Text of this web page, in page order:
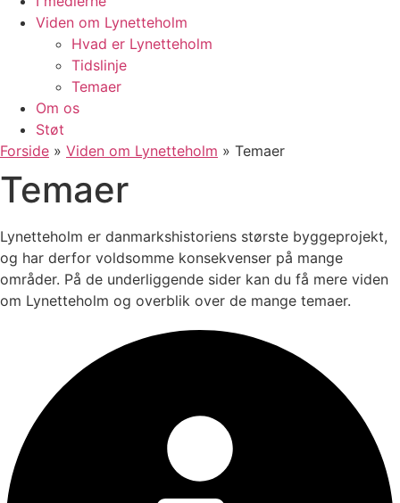
Viden om Lynetteholm
Hvad er Lynetteholm
Tidslinje
Temaer
Om os
Støt
Forside » Viden om Lynetteholm » Temaer
Temaer
Lynetteholm er danmarkshistoriens største byggeprojekt,
og har derfor voldsomme konsekvenser på mange
områder. På de underliggende sider kan du få mere viden
om Lynetteholm og overblik over de mange temaer.